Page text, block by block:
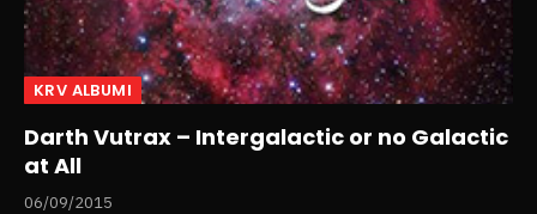
KRV ALBUMI
Darth Vutrax – Intergalactic or no Galactic
at All
06/09/2015